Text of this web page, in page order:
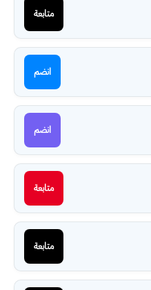
متابعة
انضم
انضم
متابعة
متابعة